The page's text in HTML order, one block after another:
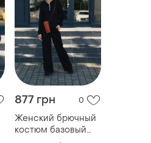
877 грн 0
Женский брючный
костюм базовый